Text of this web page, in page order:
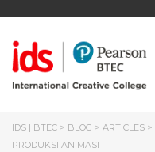
IDS | BTEC > BLOG > ARTICLES >
PRODUKSI ANIMASI